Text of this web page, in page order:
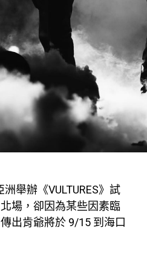
舉辦《VULTURES》試
場，卻因為某些因素臨
出肯爺將於 9/15 到海口